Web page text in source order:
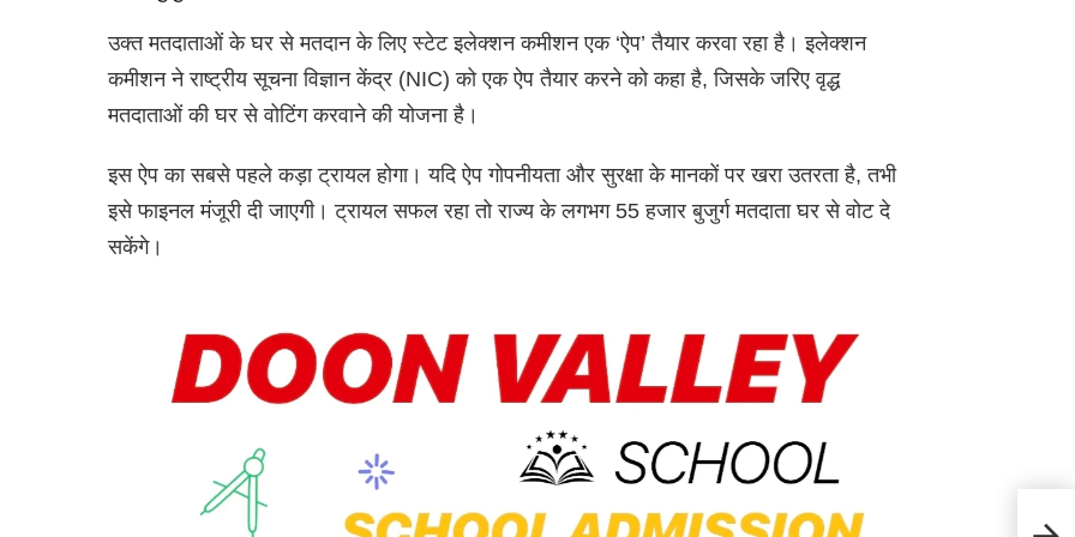
उक्त मतदाताओं के घर से मतदान के लिए स्टेट इलेक्शन कमीशन एक ‘ऐप’ तैयार करवा रहा है। इलेक्शन
कमीशन ने राष्ट्रीय सूचना विज्ञान केंद्र (NIC) को एक ऐप तैयार करने को कहा है, जिसके जरिए वृद्ध
मतदाताओं की घर से वोटिंग करवाने की योजना है।
इस ऐप का सबसे पहले कड़ा ट्रायल होगा। यदि ऐप गोपनीयता और सुरक्षा के मानकों पर खरा उतरता है, तभी
इसे फाइनल मंजूरी दी जाएगी। ट्रायल सफल रहा तो राज्य के लगभग 55 हजार बुजुर्ग मतदाता घर से वोट दे
सकेंगे।